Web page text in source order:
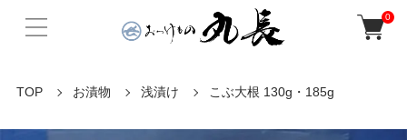
0
TOP お漬物 浅漬け こぶ大根 130g・185g